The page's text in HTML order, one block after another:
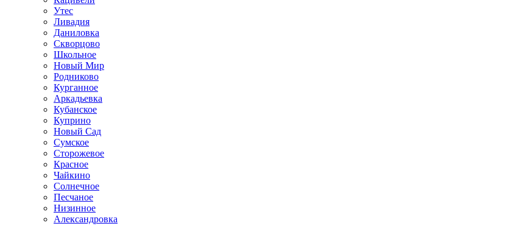
Утес
Ливадия
Даниловка
Скворцово
Школьное
Новый Мир
Родниково
Курганное
Аркадьевка
Кубанское
Куприно
Новый Сад
Сумское
Сторожевое
Красное
Чайкино
Солнечное
Песчаное
Низинное
Александровка